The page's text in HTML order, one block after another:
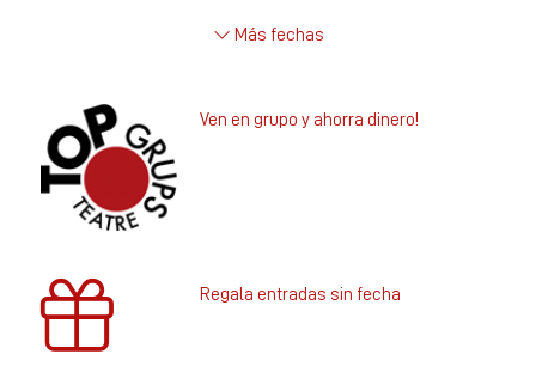
Más fechas
Ven en grupo y ahorra dinero!
Regala entradas sin fecha